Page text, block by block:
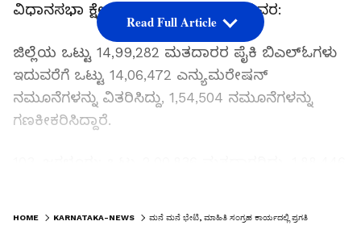
ವಿಧಾನಸಭಾ ಕ್ಷೇತ್ರವಾರು ಹಂಚಿಕೆ- ಪ್ರಗತಿ ವಿವರ:
ಜಿಲ್ಲೆಯ ಒಟ್ಟು 14,99,282 ಮತದಾರರ ಪೈಕಿ ಬಿಎಲ್‌ಓಗಳು
ಇದುವರೆಗೆ ಒಟ್ಟು 14,06,472 ಎನ್ಯುಮರೇಷನ್
ನಮೂನೆಗಳನ್ನು ವಿತರಿಸಿದ್ದು, 1,54,504 ನಮೂನೆಗಳನ್ನು
ಗಣಕೀಕರಿಸಿದ್ದಾರೆ.
Read Full Article
HOME KARNATAKA-NEWS ಮನೆ ಮನೆ ಭೇಟಿ, ಮಾಹಿತಿ ಸಂಗ್ರಹ ಕಾರ್ಯದಲ್ಲಿ ಪ್ರಗತಿ